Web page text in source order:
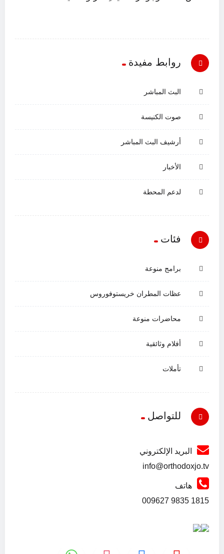
روابط مفيدة
البث المباشر
صوت الكنيسة
أرشيف البث المباشر
الأخبار
لدعم المحطة
فئات
برامج منوعة
عظات المطران خريستوفوروس
محاضرات منوعة
أفلام وثائقية
تأملات
للتواصل
البريد الإلكتروني
info@orthodoxjo.tv
هاتف
1815 9835 009627